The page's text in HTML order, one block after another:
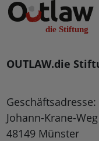
OUTLAW.die
Geschäftsadresse:
Johann-Krane-
48149 Münster